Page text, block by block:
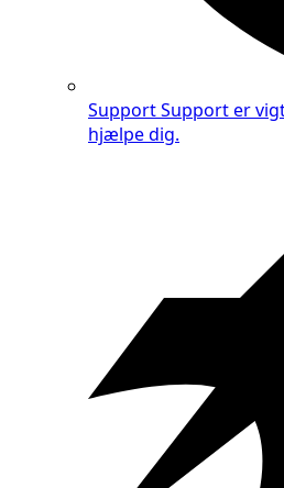
SupportSupport er
hjælpe dig.